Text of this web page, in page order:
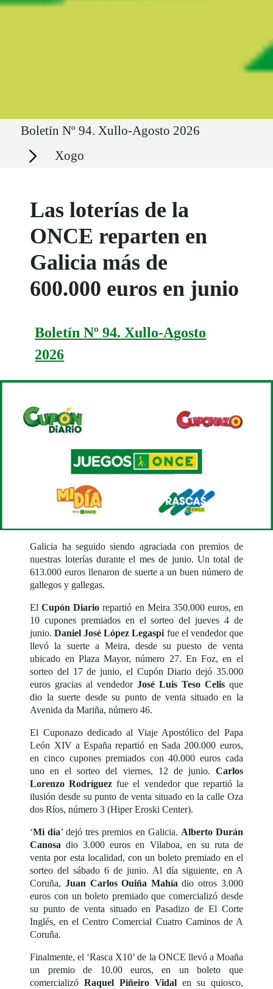
Ruta del sitio
Boletín Nº 94. Xullo-Agosto 2026
Secciones Xogo
Las loterías de la
ONCE reparten en
Galicia más de
600.000 euros en junio
Boletín Nº 94. Xullo-Agosto
2026
Galicia ha seguido siendo agraciada con premios de
nuestras loterías durante el mes de junio. Un total de
613.000 euros llenaron de suerte a un buen número de
gallegos y gallegas.
ElCupón Diario repartió en Meira 350.000 euros, en
10 cupones premiados en el sorteo del jueves 4 de
junio.Daniel José López Legaspifue el vendedor que
llevó la suerte a Meira, desde su puesto de venta
ubicado en Plaza Mayor, número 27. En Foz, en el
sorteo del 17 de junio, el Cupón Diario dejó 35.000
euros gracias al vendedor José Luis Teso Celisque
dio la suerte desde su punto de venta situado en la
Avenida da Mariña, número 46.
El Cuponazo dedicado al Viaje Apostólico del Papa
León XIV a España repartió en Sada 200.000 euros,
en cinco cupones premiados con 40.000 euros cada
uno en el sorteo del viernes, 12 de junio. Carlos
Lorenzo Rodríguez fue el vendedor que repartió la
ilusión desde su punto de venta situado en la calle Oza
dos Ríos, número 3 (Hiper Eroski Center).
‘Mi día’ dejó tres premios en Galicia. Alberto Durán
Canosa dio 3.000 euros en Vilaboa, en su ruta de
venta por esta localidad, con un boleto premiado en el
sorteo del sábado 6 de junio. Al día siguiente, en A
Coruña, Juan Carlos Ouiña Mahíadio otros 3.000
euros con un boleto premiado que comercializó desde
su punto de venta situado en Pasadizo de El Corte
Inglés, en el Centro Comercial Cuatro Caminos de A
Coruña.
Finalmente, el ‘Rasca X10’ de la ONCE llevó a Moaña
un premio de 10.00 euros, en un boleto que
comercializóRaquel Piñeiro Vidal en su quiosco,